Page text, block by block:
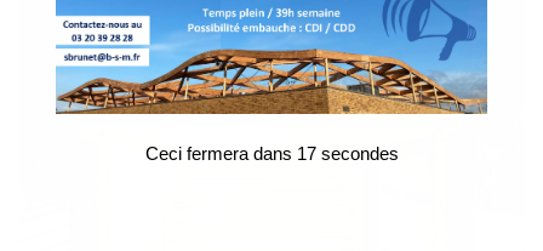
Ceci fermera dans 17secondes